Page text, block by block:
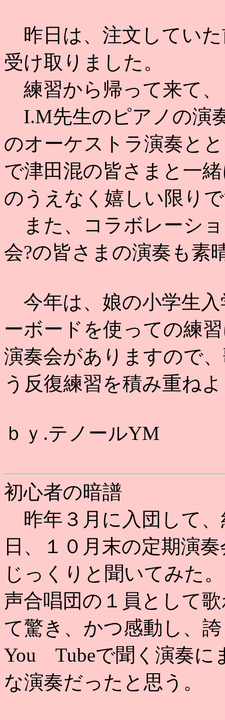
昨日は、注文してい
受け取りました。
練習から帰って来て
I.M先生のピアノの演
のオーケストラ演奏と
で津田混の皆さまと一
のうえなく嬉しい限り
また、コラボレーシ
会?の皆さまの演奏も素
今年は、娘の小学生入
ーボードを使っての練
演奏会がありますので
う反復練習を積み重ね
ｂｙ.テノールYM
初心者の暗譜
昨年３月に入団して
日、１０月末の定期演
じっくりと聞いてみた
声合唱団の１員として
て驚き、かつ感動し、
You Tubeで聞く演奏に
な演奏だったと思う。